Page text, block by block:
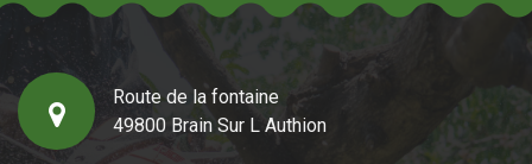
Route de la fontaine
49800 Brain Sur L Authion